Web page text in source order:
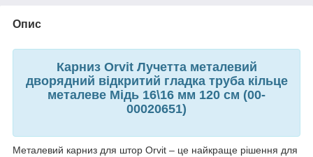
Опис
Карниз Orvit Лучетта металевий
дворядний відкритий гладка труба кільце
металеве Мідь 16\16 мм 120 см (00-
00020651)
Металевий карниз для штор Orvit – це найкраще рішення для